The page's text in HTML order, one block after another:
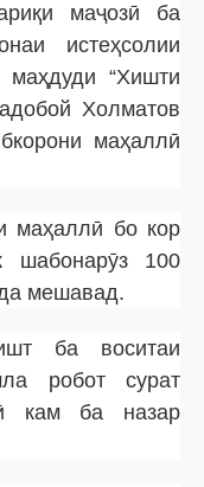
маҷозӣ ба
истеҳсолии
маҳдуди “Хишти
Холматов
маҳаллӣ
маҳаллӣ бо кор
шабонарӯз 100
мешавад.
ба воситаи
робот сурат
кам ба назар